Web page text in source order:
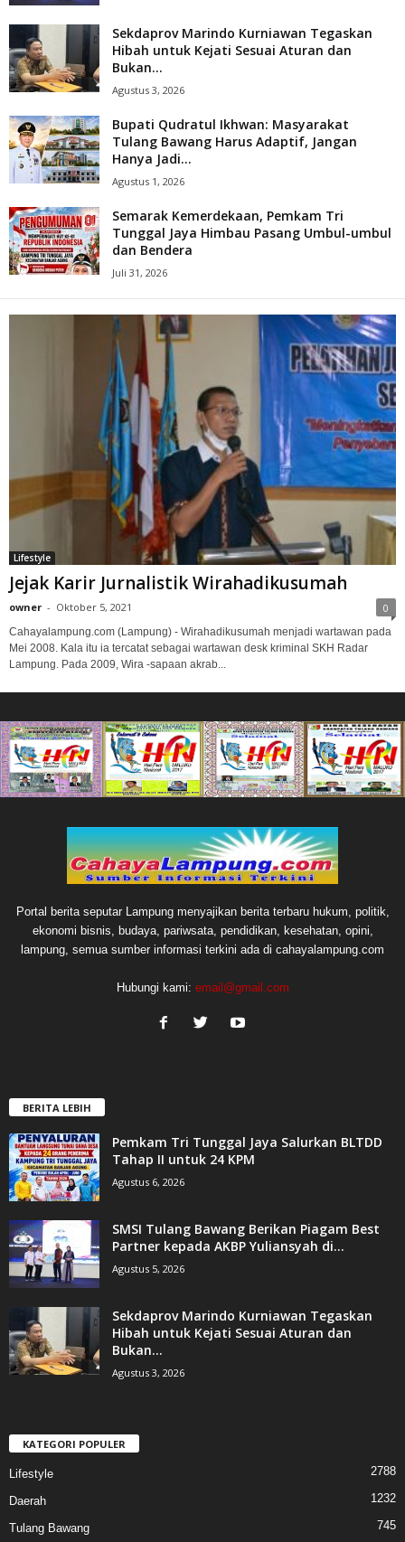
Sekdaprov Marindo Kurniawan Tegaskan
Hibah untuk Kejati Sesuai Aturan dan
Bukan...
Agustus 3, 2026
Bupati Qudratul Ikhwan: Masyarakat
Tulang Bawang Harus Adaptif, Jangan
Hanya Jadi...
Agustus 1, 2026
Semarak Kemerdekaan, Pemkam Tri
Tunggal Jaya Himbau Pasang Umbul-umbul
dan Bendera
Juli 31, 2026
Lifestyle
Jejak Karir Jurnalistik Wirahadikusumah
owner - Oktober 5, 2021 0
Cahayalampung.com (Lampung) - Wirahadikusumah menjadi wartawan pada
Mei 2008. Kala itu ia tercatat sebagai wartawan desk kriminal SKH Radar
Lampung. Pada 2009, Wira -sapaan akrab...
Portal berita seputar Lampung menyajikan berita terbaru hukum, politik,
ekonomi bisnis, budaya, pariwsata, pendidikan, kesehatan, opini,
lampung, semua sumber informasi terkini ada di cahayalampung.com
Hubungi kami: email@gmail.com
BERITA LEBIH
Pemkam Tri Tunggal Jaya Salurkan BLTDD
Tahap II untuk 24 KPM
Agustus 6, 2026
SMSI Tulang Bawang Berikan Piagam Best
Partner kepada AKBP Yuliansyah di...
Agustus 5, 2026
Sekdaprov Marindo Kurniawan Tegaskan
Hibah untuk Kejati Sesuai Aturan dan
Bukan...
Agustus 3, 2026
KATEGORI POPULER
Lifestyle 2788
Daerah 1232
Tulang Bawang 745